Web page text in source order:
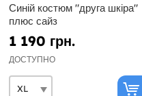
Синій костюм "друга шкіра"
плюс сайз
1 190 грн.
ДОСТУПНО